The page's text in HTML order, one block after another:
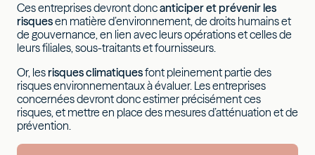
Ces entreprises devront doncanticiper et prévenir les
risquesen matière d’environnement, de droits humains et
de gouvernance, en lien avec leurs opérations et celles de
leurs filiales, sous-traitants et fournisseurs.
Or, les risques climatiquesfont pleinement partie des
risques environnementaux à évaluer. Les entreprises
concernées devront donc estimer précisément ces
risques, et mettre en place des mesures d’atténuation et de
prévention.